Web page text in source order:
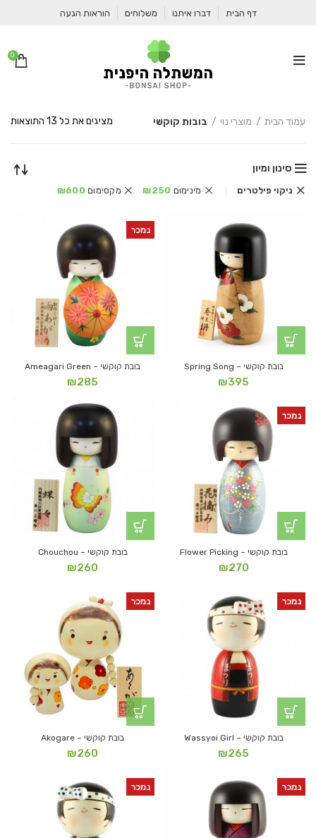
דף הבית דברו איתנו משלוחים הוראות הגעה
0
עמוד הבית מוצרי נוי בובות קוקשי מציגים את כל ⁦13⁩ התוצאות
סינון ומיון
ניקוי פילטרים מינימום ₪250 מקסימום ₪600
בובת קוקשי – Spring Song
₪395
נמכר
בובת קוקשי – Ameagari Green
₪285
נמכר
בובת קוקשי – Flower Picking
₪270
בובת קוקשי – Chouchou
₪260
נמכר
בובת קוקשי – Wassyoi Girl
₪265
נמכר
בובת קוקשי – Akogare
₪260
נמכר נמכר